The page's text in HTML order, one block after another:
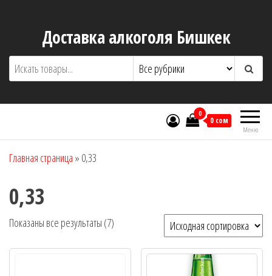
содержимомуДоставка алкоголя Бишкек
Меню
0
0 сом
Главная страница » 0,33
0,33
Показаны все результаты (7)